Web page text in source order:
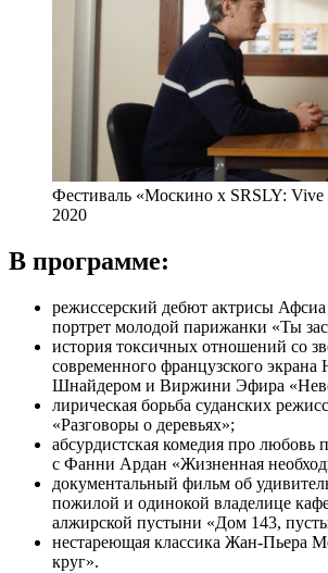
Фестиваль «Москино х SRSLY: Vive
2020
В программе:
режиссерский дебют актрисы
портрет молодой парижанки «Ты
история токсичных отношений со
современного французского экрана
Шнайдером и Виржини Эфира
лирическая борьба суданских
«Разговоры о деревьях»;
абсурдистская комедия про любовь
с Фанни Ардан «Жизненная
документальный фильм об
пожилой и одинокой владелице
алжирской пустыни «Дом 143,
нестареющая классика Жан-Пьера
круг».